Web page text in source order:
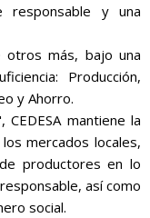
responsable y una
otros más, bajo una
Producción,
y Ahorro.
mantiene la
mercados locales,
productores en lo
así como
social.